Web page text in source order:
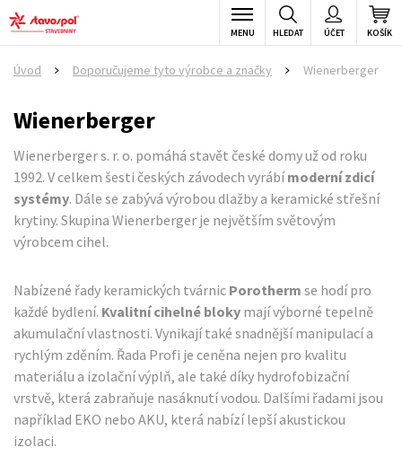
KOŠÍK
ÚČET
HLEDAT
MENU
Úvod Doporučujeme tyto výrobce a značky Wienerberger
Wienerberger
Wienerberger s. r. o. pomáhá stavět české domy už od roku
1992. V celkem šesti českých závodech vyrábímoderní zdicí
systémy. Dále se zabývá výrobou dlažby a keramické střešní
krytiny. Skupina Wienerberger je největším světovým
výrobcem cihel.
Nabízené řady keramických tvárnic Porotherm se hodí pro
každé bydlení. Kvalitní cihelné bloky mají výborné tepelně
akumulační vlastnosti. Vynikají také snadnější manipulací a
rychlým zděním. Řada Profi je ceněna nejen pro kvalitu
materiálu a izolační výplň, ale také díky hydrofobizační
vrstvě, která zabraňuje nasáknutí vodou. Dalšími řadami jsou
například EKO nebo AKU, která nabízí lepší akustickou
izolaci.